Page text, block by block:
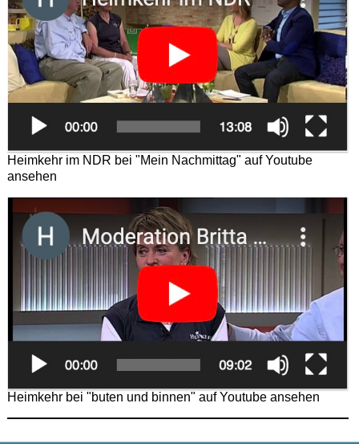
Heimkehr im NDR bei "Mein Nachmittag" auf Youtube
ansehen
Heimkehr bei "buten und binnen" auf Youtube ansehen